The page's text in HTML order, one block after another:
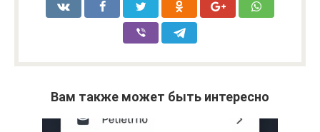
Вам также может быть интересно